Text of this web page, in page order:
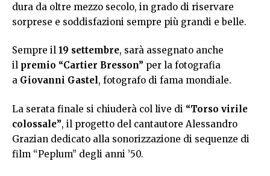
dura da oltre mezzo secolo, in grado di riservare
sorprese e soddisfazioni sempre più grandi e belle.
Sempre il 19 settembre, sarà assegnato anche
il premio “Cartier Bresson” per la fotografia
a Giovanni Gastel, fotografo di fama mondiale.
La serata finale si chiuderà col live di “Torso virile
colossale”, il progetto del cantautore Alessandro
Grazian dedicato alla sonorizzazione di sequenze di
film “Peplum” degli anni ’50.